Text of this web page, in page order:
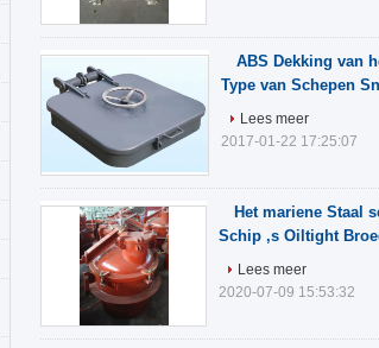
ABS Dekking van
Type van Schepen
Lees meer
2017-01-22 17:25:07
Het mariene Staal
Schip ‚s Oiltight
Lees meer
2020-07-09 15:53:32